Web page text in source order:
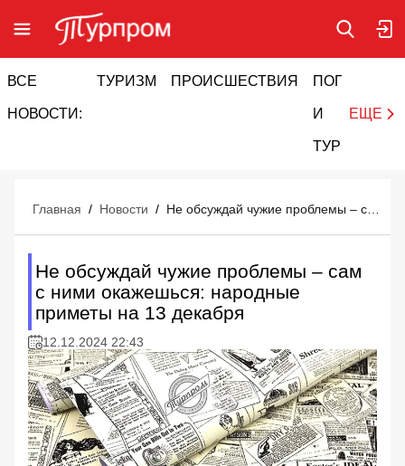
ВСЕ
НОВОСТИ:
ТУРИЗМ ПРОИСШЕСТВИЯ ПОГОДА
И
ТУРИЗМ
ЕЩЕ
Главная / Новости /
Не обсуждай чужие проблемы – сам
с ними окажешься: народные
приметы на 13 декабря
12.12.2024 22:43